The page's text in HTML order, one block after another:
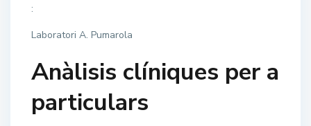
:
Laboratori A. Pumarola
Anàlisis clíniques per a
particulars